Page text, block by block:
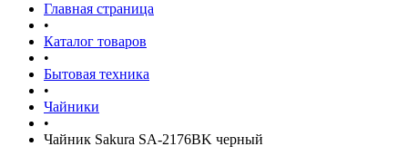
Главная страница
•
Каталог товаров
•
Бытовая техника
•
Чайники
•
Чайник Sakura SA-2176BK черный